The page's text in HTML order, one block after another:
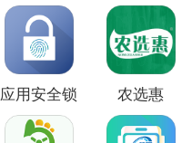
应用安全锁 农选惠